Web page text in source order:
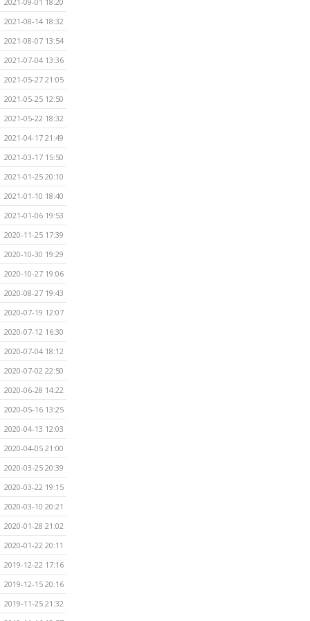
2021-08-14 18:32
2021-08-07 13:54
2021-07-04 13:36
2021-05-27 21:05
2021-05-25 12:50
2021-05-22 18:32
2021-04-17 21:49
2021-03-17 15:50
2021-01-25 20:10
2021-01-10 18:40
2021-01-06 19:53
2020-11-25 17:39
2020-10-30 19:29
2020-10-27 19:06
2020-08-27 19:43
2020-07-19 12:07
2020-07-12 16:30
2020-07-04 18:12
2020-07-02 22:50
2020-06-28 14:22
2020-05-16 13:25
2020-04-13 12:03
2020-04-05 21:00
2020-03-25 20:39
2020-03-22 19:15
2020-03-10 20:21
2020-01-28 21:02
2020-01-22 20:11
2019-12-22 17:16
2019-12-15 20:16
2019-11-25 21:32